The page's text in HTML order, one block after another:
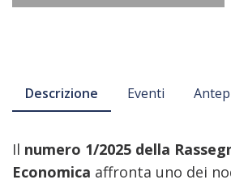
Descrizione Eventi
Il numero 1/2025 della
Economica affronta uno dei